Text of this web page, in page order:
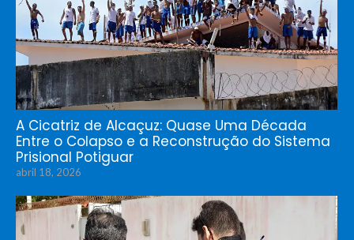
A Cicatriz de Alcaçuz: Quase Uma Década
Entre o Colapso e a Reconstrução do Sistema
Prisional Potiguar
abril 18, 2026